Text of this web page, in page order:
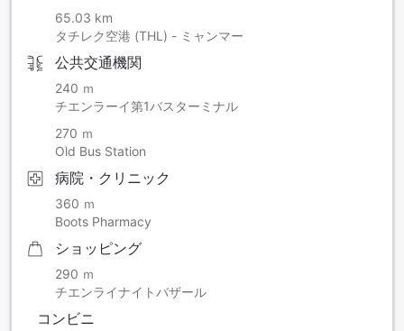
65.03 km
タチレク空港 (THL) - ミャンマー
公共交通機関
240 ｍ
チエンラーイ第1バスターミナル
270 ｍ
Old Bus Station
病院・クリニック
360 ｍ
Boots Pharmacy
ショッピング
290 ｍ
チエンライナイトバザール
コンビニ